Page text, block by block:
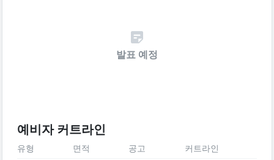
발표 예정
예비자 커트라인
유형 면적 공고 커트라인